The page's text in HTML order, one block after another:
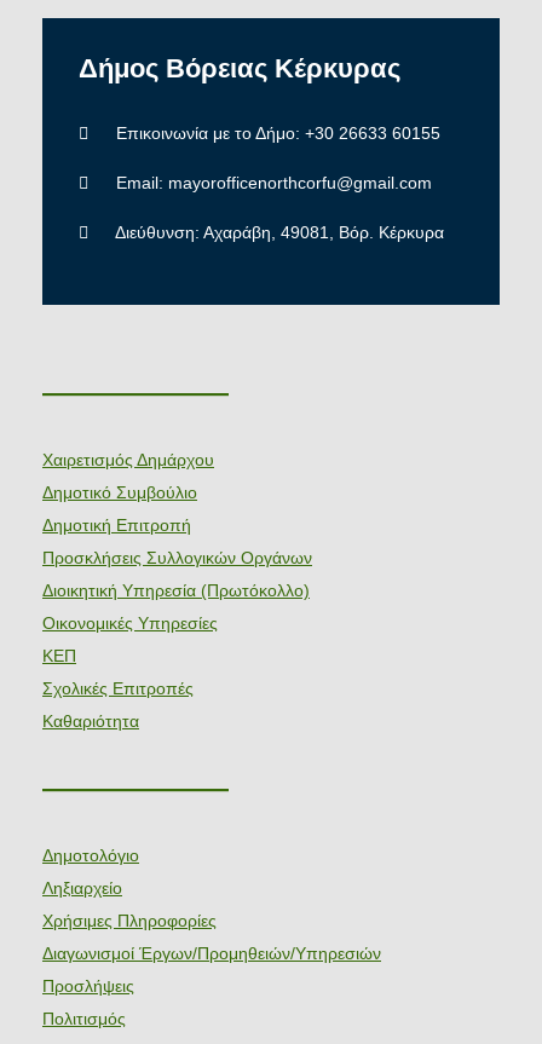
Δήμος Βόρειας Κέρκυρας
Επικοινωνία με το Δήμο: +30 26633 60155
Email: mayorofficenorthcorfu@gmail.com
Διεύθυνση: Αχαράβη, 49081, Βόρ. Κέρκυρα
———————
Χαιρετισμός Δημάρχου
Δημοτικό Συμβούλιο
Δημοτική Επιτροπή
Προσκλήσεις Συλλογικών Οργάνων
Διοικητική Υπηρεσία (Πρωτόκολλο)
Οικονομικές Υπηρεσίες
ΚΕΠ
Σχολικές Επιτροπές
Καθαριότητα
———————
Δημοτολόγιο
Ληξιαρχείο
Χρήσιμες Πληροφορίες
Διαγωνισμοί Έργων/Προμηθειών/Υπηρεσιών
Προσλήψεις
Πολιτισμός